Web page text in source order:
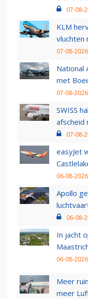
07-08-
KLM
vluchten
07-08-
National
met
07-08-
SWISS
afscheid
07-08-
easyJet
06-08-
Apollo
06-08-
In jacht
06-08-
Meer
meer